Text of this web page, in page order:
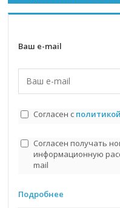
Ваш e-mail
Согласен с
Согласен получать
информационную
mail
Подробнее